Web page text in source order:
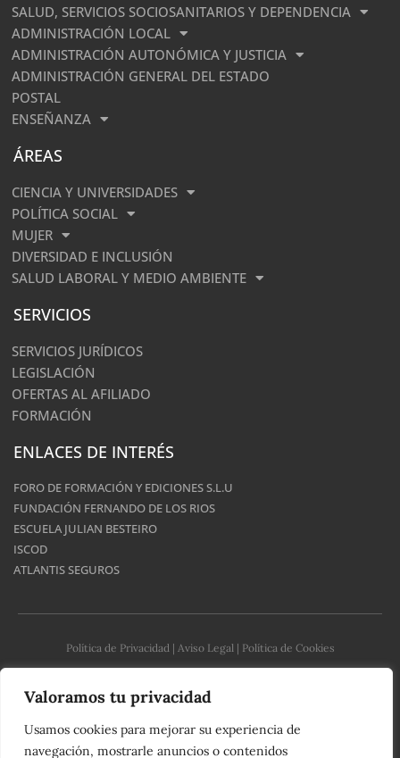
Valoramos tu privacidad
Usamos cookies para mejorar su experiencia de
navegación, mostrarle anuncios o contenidos
SALUD, SERVICIOS SOCIOSANITARIOS Y DEPENDENCIA
ADMINISTRACIÓN LOCAL
ADMINISTRACIÓN AUTONÓMICA Y JUSTICIA
ADMINISTRACIÓN GENERAL DEL ESTADO
POSTAL
ENSEÑANZA
ÁREAS
CIENCIA Y UNIVERSIDADES
POLÍTICA SOCIAL
MUJER
DIVERSIDAD E INCLUSIÓN
SALUD LABORAL Y MEDIO AMBIENTE
SERVICIOS
SERVICIOS JURÍDICOS
LEGISLACIÓN
OFERTAS AL AFILIADO
FORMACIÓN
ENLACES DE INTERÉS
FORO DE FORMACIÓN Y EDICIONES S.L.U
FUNDACIÓN FERNANDO DE LOS RIOS
ESCUELA JULIAN BESTEIRO
ISCOD
ATLANTIS SEGUROS
Política de Privacidad| Aviso Legal| Política de Cookies
CROSSMEDIA 360